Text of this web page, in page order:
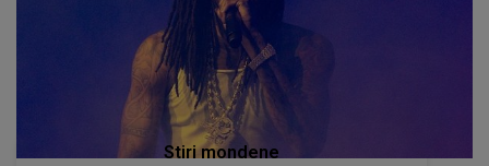
Stiri mondene